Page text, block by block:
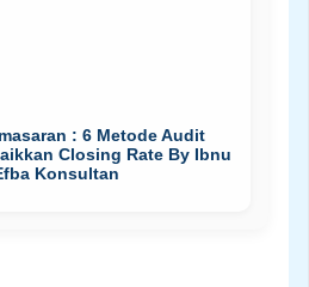
: 6 Metode Audit
Closing Rate By Ibnu
Konsultan